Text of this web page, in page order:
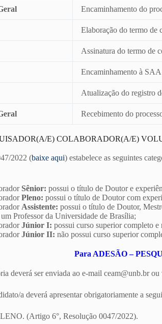
Encaminhamento do
Elaboração do termo de
Assinatura do termo de
Encaminhamento à
Atualização do registro
Recebimento do
E) COLABORADOR(A/E)
2022 (baixe aqui) estabelece as seguintes
Sênior: possui o título de Doutor e
Pleno: possui o título de Doutor com
Assistente: possui o título de Doutor,
Professor da Universidade de Brasília;
Júnior I: possui curso superior completo
Júnior II: não possui curso superior
Para ADESÃO –
deverá ser enviada ao e-mail ceam@unb.br
a deverá apresentar obrigatoriamente a
(Artigo 6°, Resolução 0047/2022).